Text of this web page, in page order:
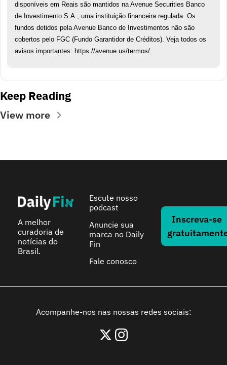
disponíveis em Reais são mantidos na Avenue Securities Banco
de Investimento S.A., uma instituição financeira regulada. Os
fundos detidos pela Avenue Banco de Investimentos não são
cobertos pelo FGC (Fundo Garantidor de Créditos). Veja todos os
avisos importantes: https://avenue.us/termos/.
Keep Reading
View more
A melhor
curadoria de
notícias do
Brasil.
Escute nosso
podcast
Anuncie sua
marca no Daily
Fin
Fale conosco
Inscreva-se
Acompanhe-nos nas nossas redes sociais: